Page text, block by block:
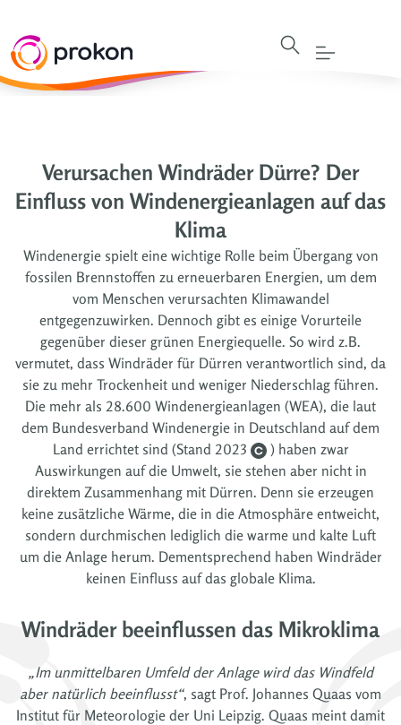
Verursachen Windräder Dürre? Der
Einfluss von Windenergieanlagen auf das
Klima
Windenergie spielt eine wichtige Rolle beim Übergang von
fossilen Brennstoffen zu erneuerbaren Energien, um dem
vom Menschen verursachten Klimawandel
entgegenzuwirken. Dennoch gibt es einige Vorurteile
gegenüber dieser grünen Energiequelle. So wird z.B.
vermutet, dass Windräder für Dürren verantwortlich sind, da
sie zu mehr Trockenheit und weniger Niederschlag führen.
Die mehr als 28.600 Windenergieanlagen (WEA), die laut
dem Bundesverband Windenergie in Deutschland auf dem
Land errichtet sind (Stand 2023
) haben zwar
Auswirkungen auf die Umwelt, sie stehen aber nicht in
direktem Zusammenhang mit Dürren. Denn sie erzeugen
keine zusätzliche Wärme, die in die Atmosphäre entweicht,
sondern durchmischen lediglich die warme und kalte Luft
um die Anlage herum. Dementsprechend haben Windräder
keinen Einfluss auf das globale Klima.
Windräder beeinflussen das Mikroklima
„Im unmittelbaren Umfeld der Anlage wird das Windfeld
aber natürlich beeinflusst“, sagt Prof. Johannes Quaas vom
Institut für Meteorologie der Uni Leipzig. Quaas meint damit